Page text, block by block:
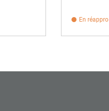
En réappro